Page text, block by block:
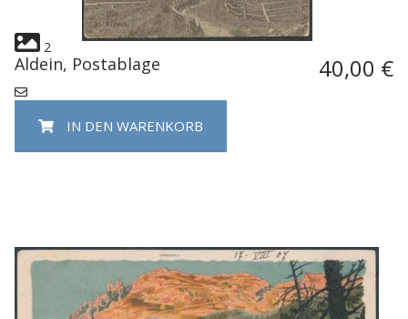
2
Aldein, Postablage 40,00 €
IN DEN WARENKORB